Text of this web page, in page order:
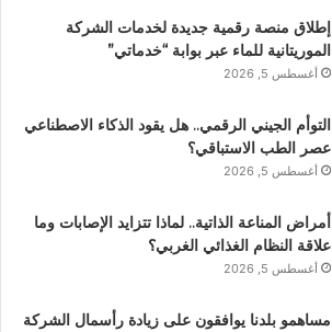
إطلاق منصة رقمية جديدة لخدمات الشركة
الموريتانية للماء عبر بوابة “خدماتي”
أغسطس 5, 2026
التوأم الجيني الرقمي.. هل يقود الذكاء الاصطناعي
عصر الطب الاستباقي؟
أغسطس 5, 2026
أمراض المناعة الذاتية.. لماذا تتزايد الإصابات وما
علاقة النظام الغذائي الغربي؟
أغسطس 5, 2026
مساهمو بلدنا يوافقون على زيادة رأسمال الشركة